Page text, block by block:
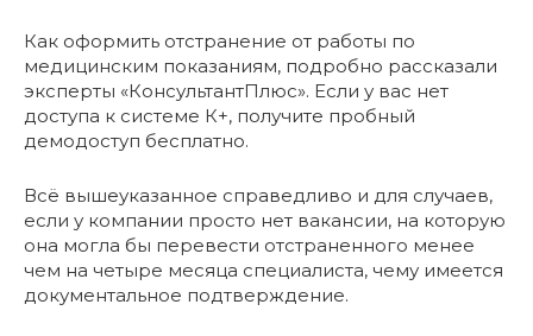
Как оформить отстранение от работы по
медицинским показаниям, подробно рассказали
эксперты «КонсультантПлюс». Если у вас нет
доступа к системе К+, получите пробный
демодоступ бесплатно.
Всё вышеуказанное справедливо и для случаев,
если у компании просто нет вакансии, на которую
она могла бы перевести отстраненного менее
чем на четыре месяца специалиста, чему имеется
документальное подтверждение.